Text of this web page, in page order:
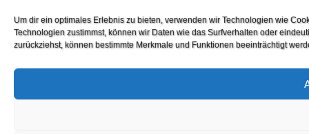
Um dir ein optimales Erlebnis zu bieten, verwenden wir Technologien wie
Technologien zustimmst, können wir Daten wie das Surfverhalten oder
zurückziehst, können bestimmte Merkmale und Funktionen beeinträchtigt